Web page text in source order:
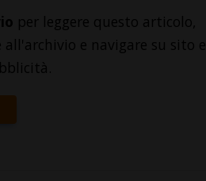
per leggere questo articolo,
all'archivio e navigare su sito e